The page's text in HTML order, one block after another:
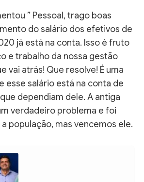
” Pessoal, trago boas
do salário dos efetivos de
já está na conta. Isso é fruto
e trabalho da nossa gestão
vai atrás! Que resolve! É uma
esse salário está na conta de
dependiam dele. A antiga
verdadeiro problema e foi
população, mas vencemos ele.